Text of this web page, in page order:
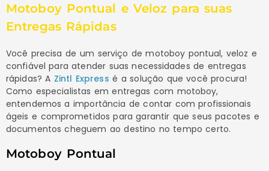
Motoboy Pontual e Veloz para suas
Entregas Rápidas
Você precisa de um serviço de motoboy pontual, veloz e
confiável para atender suas necessidades de entregas
rápidas? A Zintl Express é a solução que você procura!
Como especialistas em entregas com motoboy,
entendemos a importância de contar com profissionais
ágeis e comprometidos para garantir que seus pacotes e
documentos cheguem ao destino no tempo certo.
Motoboy Pontual